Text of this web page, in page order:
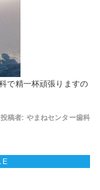
で精一杯頑張りますの
投稿者: やまねセンター歯科